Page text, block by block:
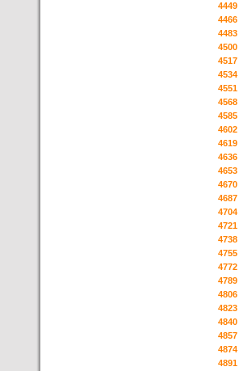
4449
4466
4483
4500
4517
4534
4551
4568
4585
4602
4619
4636
4653
4670
4687
4704
4721
4738
4755
4772
4789
4806
4823
4840
4857
4874
4891